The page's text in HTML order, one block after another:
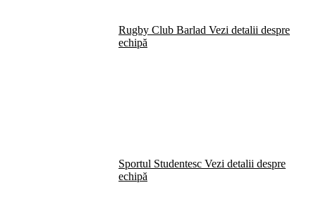
Rugby Club Barlad Vezi detalii despre
echipă
Sportul Studentesc Vezi detalii despre
echipă